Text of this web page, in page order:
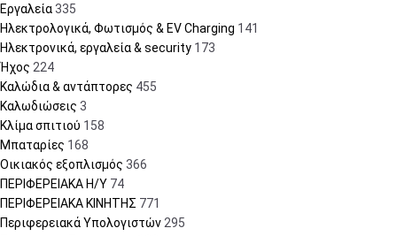
Εργαλεία 335
Ηλεκτρολογικά, Φωτισμός & EV Charging 141
Ηλεκτρονικά, εργαλεία & security 173
Ήχος 224
Καλώδια & αντάπτορες 455
Καλωδιώσεις 3
Κλίμα σπιτιού 158
Μπαταρίες 168
Οικιακός εξοπλισμός 366
ΠΕΡΙΦΕΡΕΙΑΚΑ Η/Υ 74
ΠΕΡΙΦΕΡΕΙΑΚΑ ΚΙΝΗΤΗΣ 771
Περιφερειακά Υπολογιστών295